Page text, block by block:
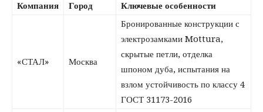
Компания Город Ключевые особенности
«СТАЛ» Москва
Бронированные конструкции с
электрозамками Mottura,
скрытые петли, отделка
шпоном дуба, испытания на
взлом устойчивость по классу 4
ГОСТ 31173-2016